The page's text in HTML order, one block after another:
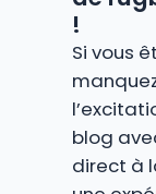
!
Si vous
blog
direct à